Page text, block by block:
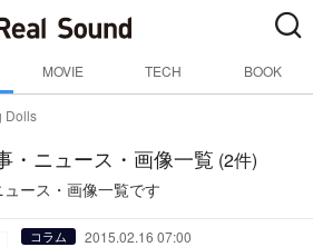
MOVIE TECH BOOK
Dolls
・ニュース・画像一覧 (2件)
ース・画像一覧です
コラム 2015.02.16 07:00